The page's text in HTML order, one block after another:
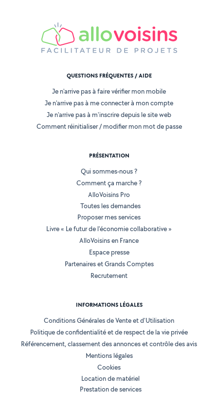
QUESTIONS FRÉQUENTES / AIDE
Je n'arrive pas à faire vérifier mon mobile
Je n'arrive pas à me connecter à mon compte
Je n'arrive pas à m'inscrire depuis le site web
Comment réinitialiser / modifier mon mot de passe
PRÉSENTATION
Qui sommes-nous ?
Comment ça marche ?
AlloVoisins Pro
Toutes les demandes
Proposer mes services
Livre « Le futur de l'économie collaborative »
AlloVoisins en France
Espace presse
Partenaires et Grands Comptes
Recrutement
INFORMATIONS LÉGALES
Conditions Générales de Vente et d'Utilisation
Politique de confidentialité et de respect de la vie privée
Référencement, classement des annonces et contrôle des avis
Mentions légales
Cookies
Location de matériel
Prestation de services